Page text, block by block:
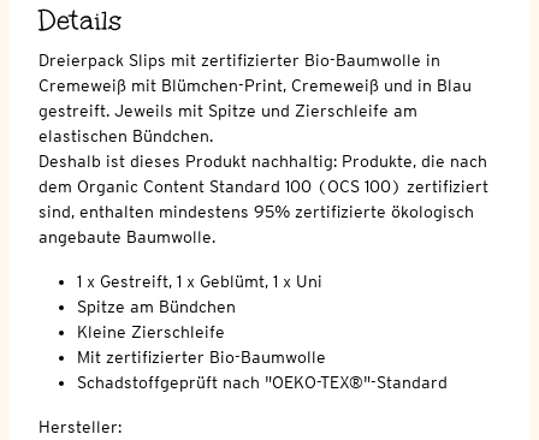
Details
Dreierpack Slips mit zertifizierter Bio-Baumwolle in
Cremeweiß mit Blümchen-Print, Cremeweiß und in Blau
gestreift. Jeweils mit Spitze und Zierschleife am
elastischen Bündchen.
Deshalb ist dieses Produkt nachhaltig: Produkte, die nach
dem Organic Content Standard 100 (OCS 100) zertifiziert
sind, enthalten mindestens 95% zertifizierte ökologisch
angebaute Baumwolle.
1 x Gestreift, 1 x Geblümt, 1 x Uni
Spitze am Bündchen
Kleine Zierschleife
Mit zertifizierter Bio-Baumwolle
Schadstoffgeprüft nach "OEKO-TEX®"-Standard
Hersteller: